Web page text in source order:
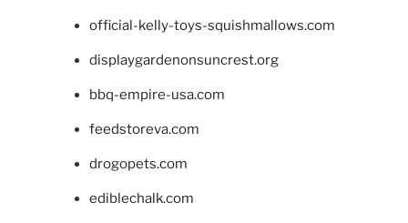
official-kelly-toys-squishmallows.com
displaygardenonsuncrest.org
bbq-empire-usa.com
feedstoreva.com
drogopets.com
ediblechalk.com